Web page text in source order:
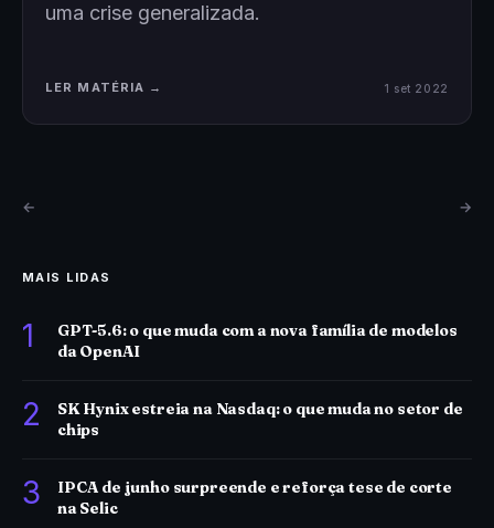
uma crise generalizada.
LER MATÉRIA → 1 set 2022
← →
MAIS LIDAS
1
GPT-5.6: o que muda com a nova família de modelos
da OpenAI
2
SK Hynix estreia na Nasdaq: o que muda no setor de
chips
3
IPCA de junho surpreende e reforça tese de corte
na Selic